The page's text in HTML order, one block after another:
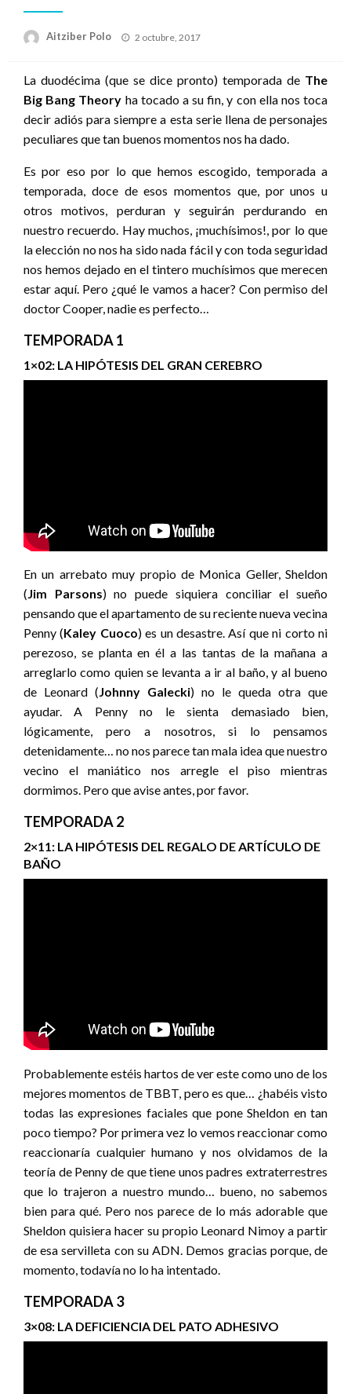
Aitziber Polo
Publicado
2 octubre, 2017
La duodécima (que se dice pronto) temporada de The
Big Bang Theory ha tocado a su fin, y con ella nos toca
decir adiós para siempre a esta serie llena de personajes
peculiares que tan buenos momentos nos ha dado.
Es por eso por lo que hemos escogido, temporada a
temporada, doce de esos momentos que, por unos u
otros motivos, perduran y seguirán perdurando en
nuestro recuerdo. Hay muchos, ¡muchísimos!, por lo que
la elección no nos ha sido nada fácil y con toda seguridad
nos hemos dejado en el tintero muchísimos que merecen
estar aquí. Pero ¿qué le vamos a hacer? Con permiso del
doctor Cooper, nadie es perfecto…
TEMPORADA 1
1×02: LA HIPÓTESIS DEL GRAN CEREBRO
En un arrebato muy propio de Monica Geller, Sheldon
(Jim Parsons) no puede siquiera conciliar el sueño
pensando que el apartamento de su reciente nueva vecina
Penny (Kaley Cuoco) es un desastre. Así que ni corto ni
perezoso, se planta en él a las tantas de la mañana a
arreglarlo como quien se levanta a ir al baño, y al bueno
de Leonard (Johnny Galecki) no le queda otra que
ayudar. A Penny no le sienta demasiado bien,
lógicamente, pero a nosotros, si lo pensamos
detenidamente… no nos parece tan mala idea que nuestro
vecino el maniático nos arregle el piso mientras
dormimos. Pero que avise antes, por favor.
TEMPORADA 2
2×11: LA HIPÓTESIS DEL REGALO DE ARTÍCULO DE
BAÑO
Probablemente estéis hartos de ver este como uno de los
mejores momentos de TBBT, pero es que… ¿habéis visto
todas las expresiones faciales que pone Sheldon en tan
poco tiempo? Por primera vez lo vemos reaccionar como
reaccionaría cualquier humano y nos olvidamos de la
teoría de Penny de que tiene unos padres extraterrestres
que lo trajeron a nuestro mundo… bueno, no sabemos
bien para qué. Pero nos parece de lo más adorable que
Sheldon quisiera hacer su propio Leonard Nimoy a partir
de esa servilleta con su ADN. Demos gracias porque, de
momento, todavía no lo ha intentado.
TEMPORADA 3
3×08: LA DEFICIENCIA DEL PATO ADHESIVO